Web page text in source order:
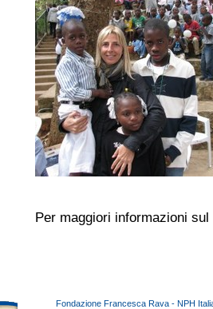
Per maggiori informazioni
Fondazione Francesca Rava - NPH